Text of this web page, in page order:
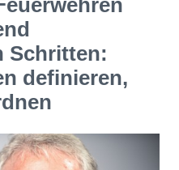
Schritten:
definieren,